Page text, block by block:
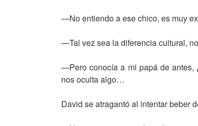
—No entiendo a ese chico, es muy
—Tal vez sea la diferencia cultural,
—Pero conocía a mi papá de antes,
nos oculta algo…
David se atragantó al intentar beber